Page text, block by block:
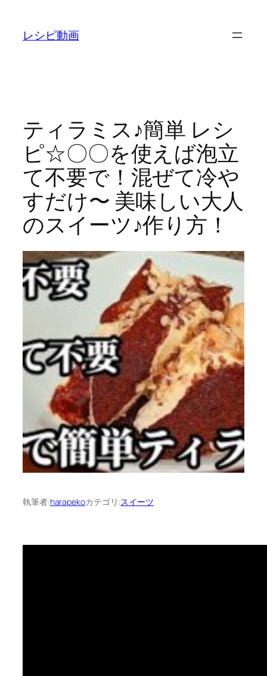
レシピ動画
ティラミス♪簡単 レシ
ピ☆〇〇を使えば泡立
て不要で！混ぜて冷や
すだけ〜 美味しい大人
のスイーツ♪作り方！
執筆者:harapekoカテゴリ:スイーツ